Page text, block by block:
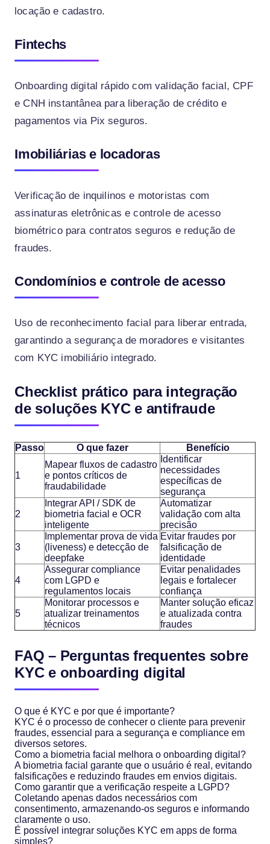
locação e cadastro.
Fintechs
Onboarding digital rápido com validação facial, CPF
e CNH instantânea para liberação de crédito e
pagamentos via Pix seguros.
Imobiliárias e locadoras
Verificação de inquilinos e motoristas com
assinaturas eletrônicas e controle de acesso
biométrico para contratos seguros e redução de
fraudes.
Condomínios e controle de acesso
Uso de reconhecimento facial para liberar entrada,
garantindo a segurança de moradores e visitantes
com KYC imobiliário integrado.
Checklist prático para integração
de soluções KYC e antifraude
Passo O que fazer Benefício
1
Mapear fluxos de cadastro
e pontos críticos de
fraudabilidade
Identificar
necessidades
específicas de
segurança
2
Integrar API / SDK de
biometria facial e OCR
inteligente
Automatizar
validação com alta
precisão
3
Implementar prova de vida
(liveness) e detecção de
deepfake
Evitar fraudes por
falsificação de
identidade
4
Assegurar compliance
com LGPD e
regulamentos locais
Evitar penalidades
legais e fortalecer
confiança
5
Monitorar processos e
atualizar treinamentos
técnicos
Manter solução eficaz
e atualizada contra
fraudes
FAQ – Perguntas frequentes sobre
KYC e onboarding digital
O que é KYC e por que é importante?
KYC é o processo de conhecer o cliente para prevenir
fraudes, essencial para a segurança e compliance em
diversos setores.
Como a biometria facial melhora o onboarding digital?
A biometria facial garante que o usuário é real, evitando
falsificações e reduzindo fraudes em envios digitais.
Como garantir que a verificação respeite a LGPD?
Coletando apenas dados necessários com
consentimento, armazenando-os seguros e informando
claramente o uso.
É possível integrar soluções KYC em apps de forma
simples?